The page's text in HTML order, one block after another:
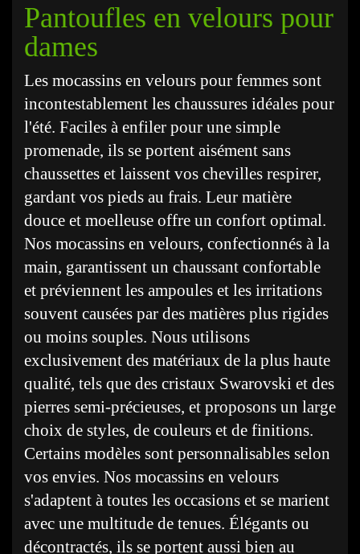
Pantoufles en velours pour
dames
Les mocassins en velours pour femmes sont
incontestablement les chaussures idéales pour
l'été. Faciles à enfiler pour une simple
promenade, ils se portent aisément sans
chaussettes et laissent vos chevilles respirer,
gardant vos pieds au frais. Leur matière
douce et moelleuse offre un confort optimal.
Nos mocassins en velours, confectionnés à la
main, garantissent un chaussant confortable
et préviennent les ampoules et les irritations
souvent causées par des matières plus rigides
ou moins souples. Nous utilisons
exclusivement des matériaux de la plus haute
qualité, tels que des cristaux Swarovski et des
pierres semi-précieuses, et proposons un large
choix de styles, de couleurs et de finitions.
Certains modèles sont personnalisables selon
vos envies. Nos mocassins en velours
s'adaptent à toutes les occasions et se marient
avec une multitude de tenues. Élégants ou
décontractés, ils se portent aussi bien au